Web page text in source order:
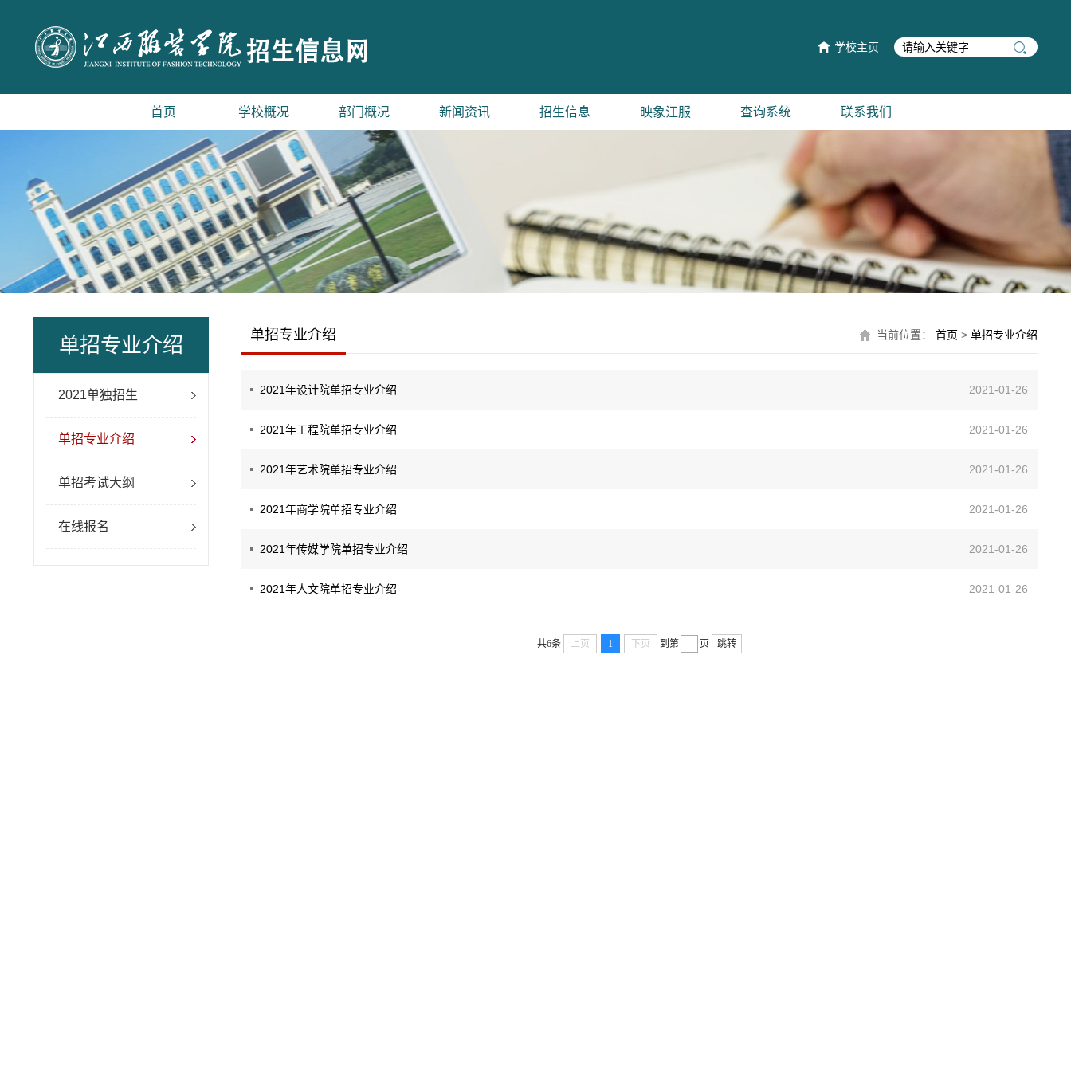
学校主页
首页 学校概况 部门概况 新闻资讯 招生信息 映象江服 查询系统 联系我们
单招专业介绍
2021单独招生
单招专业介绍
单招考试大纲
在线报名
当前位置： 首页 > 单招专业介绍
单招专业介绍
2021-01-26
2021年设计院单招专业介绍
2021-01-26
2021年工程院单招专业介绍
2021-01-26
2021年艺术院单招专业介绍
2021-01-26
2021年商学院单招专业介绍
2021-01-26
2021年传媒学院单招专业介绍
2021-01-26
2021年人文院单招专业介绍
共6条 上页 1 下页 到第 页 跳转